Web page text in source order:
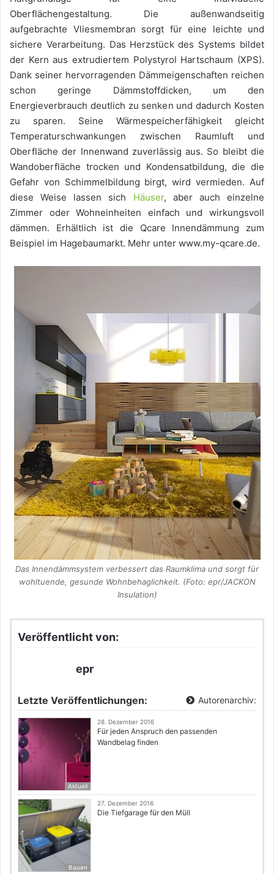
Oberflächengestaltung. Die außenwandseitig
aufgebrachte Vliesmembran sorgt für eine leichte und
sichere Verarbeitung. Das Herzstück des Systems bildet
der Kern aus extrudiertem Polystyrol Hartschaum (XPS).
Dank seiner hervorragenden Dämmeigenschaften reichen
schon geringe Dämmstoffdicken, um den
Energieverbrauch deutlich zu senken und dadurch Kosten
zu sparen. Seine Wärmespeicherfähigkeit gleicht
Temperaturschwankungen zwischen Raumluft und
Oberfläche der Innenwand zuverlässig aus. So bleibt die
Wandoberfläche trocken und Kondensatbildung, die die
Gefahr von Schimmelbildung birgt, wird vermieden. Auf
diese Weise lassen sich Häuser, aber auch einzelne
Zimmer oder Wohneinheiten einfach und wirkungsvoll
dämmen. Erhältlich ist die Qcare Innendämmung zum
Beispiel im Hagebaumarkt. Mehr unter www.my-qcare.de.
Das Innendämmsystem verbessert das Raumklima und sorgt für
wohltuende, gesunde Wohnbehaglichkeit. (Foto: epr/JACKON
Insulation)
Veröffentlicht von:
epr
Letzte Veröffentlichungen: Autorenarchiv:
Aktuell
28. Dezember 2016
Für jeden Anspruch den passenden
Wandbelag finden
Bauen
27. Dezember 2016
Die Tiefgarage für den Müll